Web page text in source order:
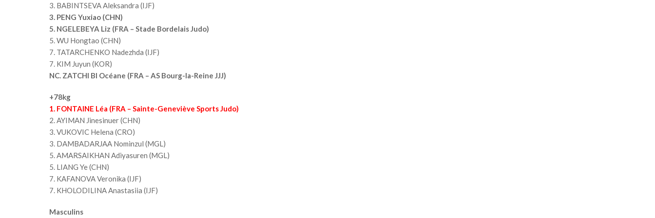
3. BABINTSEVA Aleksandra (IJF)
3. PENG Yuxiao (CHN)
5. NGELEBEYA Liz (FRA – Stade Bordelais Judo)
5. WU Hongtao (CHN)
7. TATARCHENKO Nadezhda (IJF)
7. KIM Juyun (KOR)
NC. ZATCHI BI Océane (FRA – AS Bourg-la-Reine JJJ)
+78kg
1. FONTAINE Léa (FRA – Sainte-Geneviève Sports Judo)
2. AYIMAN Jinesinuer (CHN)
3. VUKOVIC Helena (CRO)
3. DAMBADARJAA Nominzul (MGL)
5. AMARSAIKHAN Adiyasuren (MGL)
5. LIANG Ye (CHN)
7. KAFANOVA Veronika (IJF)
7. KHOLODILINA Anastasiia (IJF)
Masculins